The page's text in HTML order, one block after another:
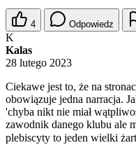
4 Odpowiedz
K
Kalas
28 lutego 2023
Ciekawe jest to, że na
obowiązuje jedna narracja.
'chyba nikt nie miał
zawodnik danego klubu ale
plebiscyty to jeden wielki